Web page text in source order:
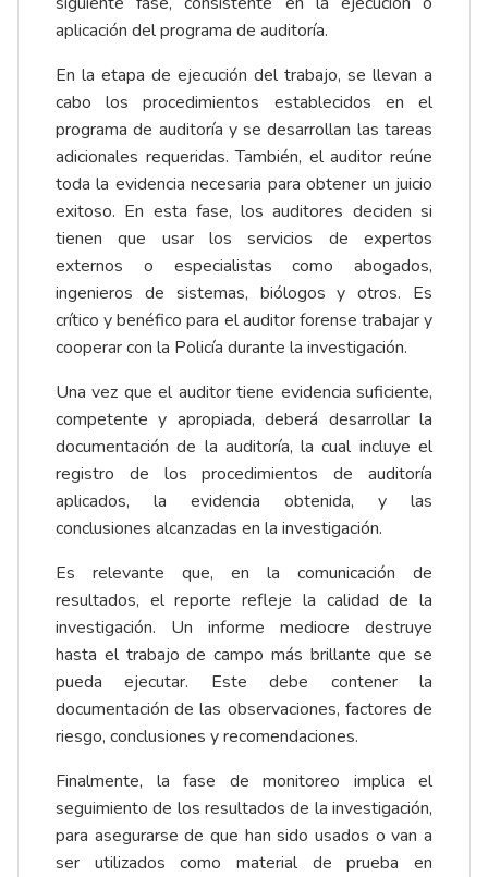
aplicación del programa de auditoría.
En la etapa de ejecución del trabajo, se llevan a
cabo los procedimientos establecidos en el
programa de auditoría y se desarrollan las tareas
adicionales requeridas. También, el auditor reúne
toda la evidencia necesaria para obtener un juicio
exitoso. En esta fase, los auditores deciden si
tienen que usar los servicios de expertos
externos o especialistas como abogados,
ingenieros de sistemas, biólogos y otros. Es
crítico y benéfico para el auditor forense trabajar y
cooperar con la Policía durante la investigación.
Una vez que el auditor tiene evidencia suficiente,
competente y apropiada, deberá desarrollar la
documentación de la auditoría, la cual incluye el
registro de los procedimientos de auditoría
aplicados, la evidencia obtenida, y las
conclusiones alcanzadas en la investigación.
Es relevante que, en la comunicación de
resultados, el reporte refleje la calidad de la
investigación. Un informe mediocre destruye
hasta el trabajo de campo más brillante que se
pueda ejecutar. Este debe contener la
documentación de las observaciones, factores de
riesgo, conclusiones y recomendaciones.
Finalmente, la fase de monitoreo implica el
seguimiento de los resultados de la investigación,
para asegurarse de que han sido usados o van a
ser utilizados como material de prueba en